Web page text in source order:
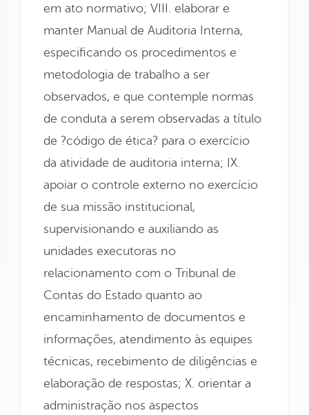
em ato normativo; VIII. elaborar e
manter Manual de Auditoria Interna,
especificando os procedimentos e
metodologia de trabalho a ser
observados, e que contemple normas
de conduta a serem observadas a título
de ?código de ética? para o exercício
da atividade de auditoria interna; IX.
apoiar o controle externo no exercício
de sua missão institucional,
supervisionando e auxiliando as
unidades executoras no
relacionamento com o Tribunal de
Contas do Estado quanto ao
encaminhamento de documentos e
informações, atendimento às equipes
técnicas, recebimento de diligências e
elaboração de respostas; X. orientar a
administração nos aspectos